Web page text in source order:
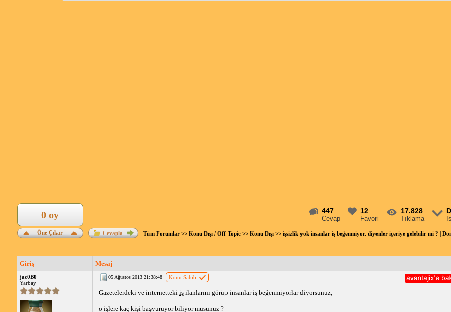
447
Cevap
12
Favori
17.828
Tıklama
Öne Çıkar
0 oy
Cevapla Tüm Forumlar>> Konu Dışı / Off Topic>> Konu Dışı>> işsizlik yok insanlar iş beğenmiyor. diyenler içeriye gelebilir mi ? |
Giriş Mesaj
jac0B0
Yarbay
05 Ağustos 2013 21:38:48 Konu Sahibi
Gazetelerdeki ve internetteki işilanlarını görüp insanlar iş beğenmiyorlar diyorsunuz,
o işlere kaç kişi başvuruyor biliyor musunuz ?